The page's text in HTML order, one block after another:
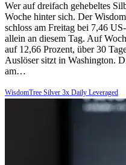
Wer auf dreifach gehebeltes
Woche hinter sich. Der
schloss am Freitag bei 7,46
allein an diesem Tag. Auf
auf 12,66 Prozent, über 30
Auslöser sitzt in Washington.
am…
WisdomTree Silver 3x Daily Leveraged